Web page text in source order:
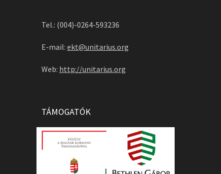
Tel.: (004)-0264-593236
E-mail: ekt@unitarius.org
Web: http://unitarius.org
TÁMOGATÓK